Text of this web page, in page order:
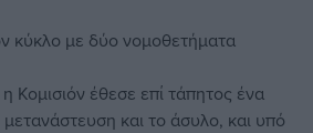
κύκλο με δύο νομοθετήματα
Κομισιόν έθεσε επί τάπητος ένα
και το άσυλο, και υπό